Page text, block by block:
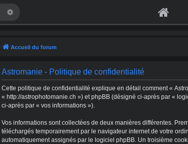
Rechercher
Accueil du forum
Astromanie - Politique de confidentialité
Cette politique de confidentialité explique en détail comment «
« http://astrophotomanie.ch ») et phpBB (désigné ci-après par «
ci-après par « vos informations »).
Vos informations sont collectées de deux manières différentes.
téléchargés temporairement par le navigateur internet de votre
automatiquement assignés par le logiciel phpBB. Un troisième